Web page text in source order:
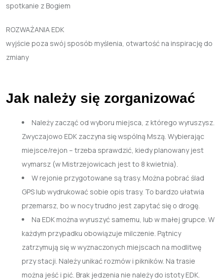
spotkanie z Bogiem
ROZWAŻANIA EDK
wyjście poza swój sposób myślenia, otwartość na inspirację do
zmiany
Jak należy się zorganizować
Należy zacząć od wyboru miejsca, z którego wyruszysz.
Zwyczajowo EDK zaczyna się wspólną Mszą. Wybierając
miejsce/rejon – trzeba sprawdzić, kiedy planowany jest
wymarsz (w Mistrzejowicach jest to 8 kwietnia).
W rejonie przygotowane są trasy. Można pobrać ślad
GPS lub wydrukować sobie opis trasy. To bardzo ułatwia
przemarsz, bo w nocy trudno jest zapytać się o drogę.
Na EDK można wyruszyć samemu, lub w małej grupce. W
każdym przypadku obowiązuje milczenie. Pątnicy
zatrzymują się w wyznaczonych miejscach na modlitwę
przy stacji. Należy unikać rozmów i pikników. Na trasie
można jeść i pić. Brak jedzenia nie należy do istoty EDK.